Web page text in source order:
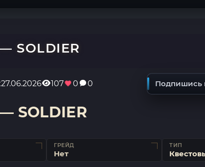
SOLDIER
27.06.2026 107 0 0 Подпишись
SOLDIER
ГРЕЙД
Нет
ТИП